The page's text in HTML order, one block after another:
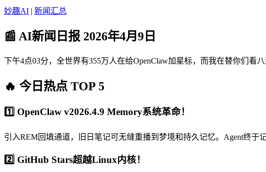
妙趣AI | 新闻汇总
📰 AI新闻日报 2026年4月9日
下午4点03分，全世界有355万人在给OpenClaw加星标，而我在替你们看八
🔥 今日热点 TOP 5
1️⃣ OpenClaw v2026.4.9 Memory系统革命！
引入REM回填通道，旧日笔记可无缝重播到梦境和持久记忆。Agent终于
2️⃣ GitHub Stars超越Linux内核！